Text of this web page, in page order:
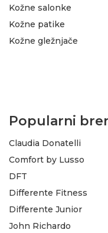
Kožne salonke
Kožne patike
Kožne gležnjače
Popularni
Claudia Donatelli
Comfort by Lusso
DFT
Differente Fitness
Differente Junior
John Richardo